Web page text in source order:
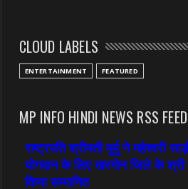
CLOUD LABELS
ENTERTAINMENT FEATURED
MP INFO HINDI NEWS RSS FEED